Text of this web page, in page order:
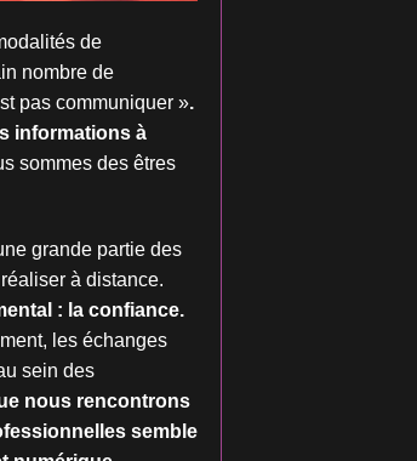
de
nombre de
pas communiquer ».
informations à
sommes des êtres
grande partie des
à distance.
: la confiance.
les échanges
sein des
nous rencontrons
semble